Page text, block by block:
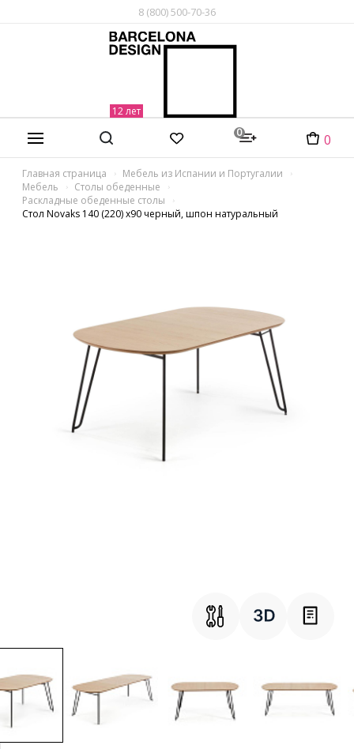
8 (800) 500-70-36
0 0
Главная страница
Мебель из Испании и Португалии
Мебель
Столы обеденные
Раскладные обеденные столы
Стол Novaks 140 (220) х90 черный, шпон натуральный